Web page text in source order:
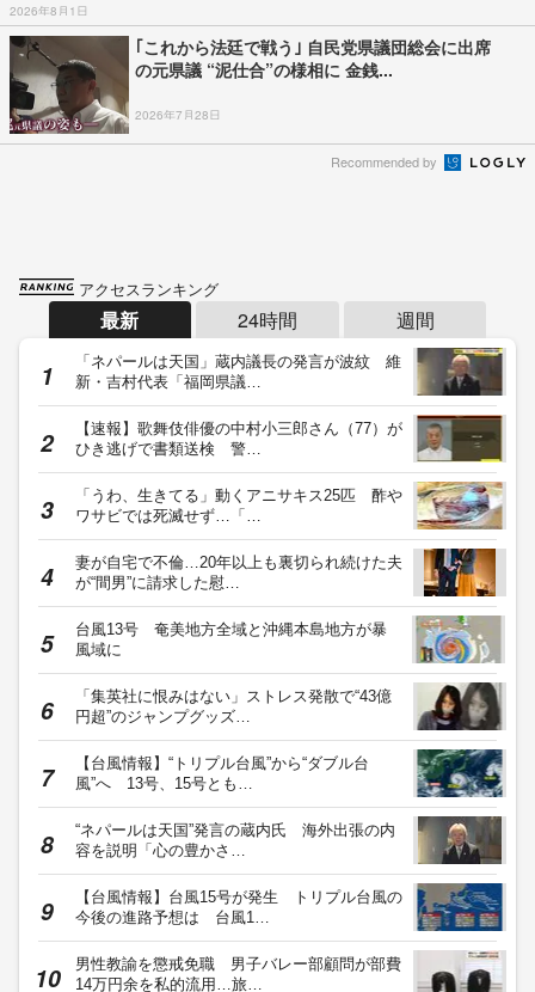
2026年8月1日
｢これから法廷で戦う｣ 自民党県議団総会に出席
の元県議 “泥仕合”の様相に 金銭...
2026年7月28日
Recommended by
アクセスランキング
最新 24時間 週間
「ネパールは天国」蔵内議長の発言が波紋 維
新・吉村代表「福岡県議…
【速報】歌舞伎俳優の中村小三郎さん（77）が
ひき逃げで書類送検 警…
「うわ、生きてる」動くアニサキス25匹 酢や
ワサビでは死滅せず…「…
妻が自宅で不倫…20年以上も裏切られ続けた夫
が“間男”に請求した慰…
台風13号 奄美地方全域と沖縄本島地方が暴
風域に
「集英社に恨みはない」ストレス発散で“43億
円超”のジャンプグッズ…
【台風情報】“トリプル台風”から“ダブル台
風”へ 13号、15号とも…
“ネパールは天国”発言の蔵内氏 海外出張の内
容を説明「心の豊かさ…
【台風情報】台風15号が発生 トリプル台風の
今後の進路予想は 台風1…
男性教諭を懲戒免職 男子バレー部顧問が部費
14万円余を私的流用…旅…